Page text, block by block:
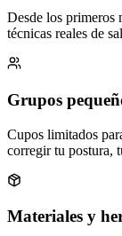
Desde los primeros
técnicas reales de
Grupos
Cupos limitados
corregir tu postura,
Materiales y